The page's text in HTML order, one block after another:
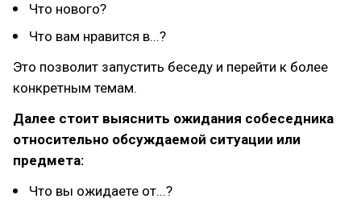
Что нового?
Что вам нравится в...?
Это позволит запустить беседу и перейти к более
конкретным темам.
Далее стоит выяснить ожидания собеседника
относительно обсуждаемой ситуации или
предмета:
Что вы ожидаете от...?